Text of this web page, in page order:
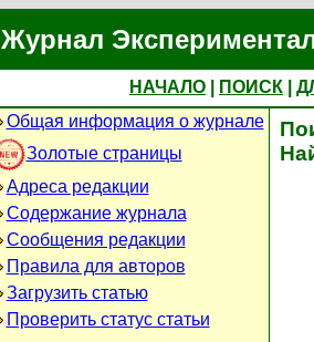
Журнал
НАЧАЛО ПОИСК
Общая информация о журнале
Золотые страницы
Адреса редакции
Содержание журнала
Сообщения редакции
Правила для авторов
Загрузить статью
Проверить статус статьи